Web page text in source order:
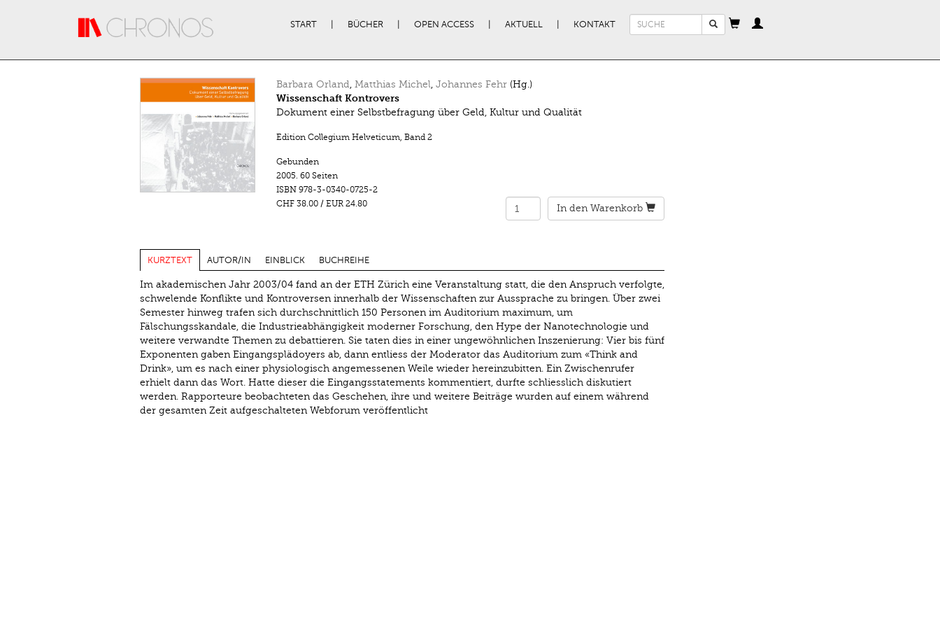
START BÜCHER OPEN ACCESS AKTUELL KONTAKT
Suchformular
Barbara Orland, Matthias Michel, Johannes Fehr(Hg.)
Wissenschaft Kontrovers
Dokument einer Selbstbefragung über Geld, Kultur und Qualität
Edition Collegium Helveticum, Band 2
Gebunden
2005. 60 Seiten
ISBN 978-3-0340-0725-2
CHF 38.00/ EUR 24.80 In den Warenkorb
KURZTEXT AUTOR/IN EINBLICK BUCHREIHE
Im akademischen Jahr 2003/04 fand an der ETH Zürich eine Veranstaltung statt, die den Anspruch verfolgte,
schwelende Konflikte und Kontroversen innerhalb der Wissenschaften zur Aussprache zu bringen. Über zwei
Semester hinweg trafen sich durchschnittlich 150 Personen im Auditorium maximum, um
Fälschungsskandale, die Industrieabhängigkeit moderner Forschung, den Hype der Nanotechnologie und
weitere verwandte Themen zu debattieren. Sie taten dies in einer ungewöhnlichen Inszenierung: Vier bis fünf
Exponenten gaben Eingangsplädoyers ab, dann entliess der Moderator das Auditorium zum «Think and
Drink», um es nach einer physiologisch angemessenen Weile wieder hereinzubitten. Ein Zwischenrufer
erhielt dann das Wort. Hatte dieser die Eingangsstatements kommentiert, durfte schliesslich diskutiert
werden. Rapporteure beobachteten das Geschehen, ihre und weitere Beiträge wurden auf einem während
der gesamten Zeit aufgeschalteten Webforum veröffentlicht